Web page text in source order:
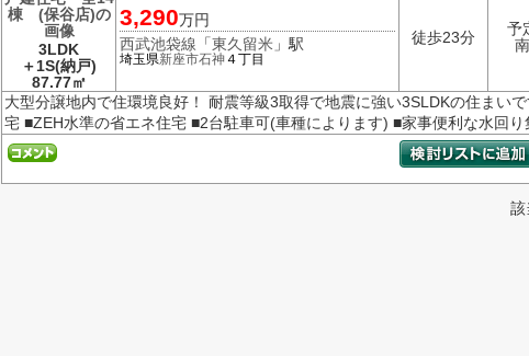
3LDK
＋1S(納戸)
87.77㎡
3,290万円
西武池袋線 「東久留米 」駅
埼玉県新座市石神４丁目
徒歩23分
予
南
大型分譲地内で住環境良好！ 耐震等級3取得で地震に強い3SLDKの住まい
宅 ■ZEH水準の省エネ住宅 ■2台駐車可(車種によります) ■家事便利な水回り
該